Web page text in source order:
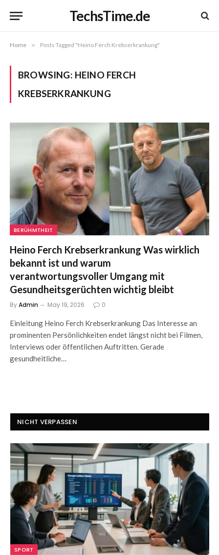
TechsTime.de
Home » Posts Tagged "Heino Ferch Krebserkrankung"
BROWSING: HEINO FERCH
KREBSERKRANKUNG
BERÜHMTHEIT
Heino Ferch Krebserkrankung Was wirklich
bekannt ist und warum
verantwortungsvoller Umgang mit
Gesundheitsgerüchten wichtig bleibt
ByAdmin May 19, 2026 0
Einleitung Heino Ferch Krebserkrankung Das Interesse an
prominenten Persönlichkeiten endet längst nicht bei Filmen,
Interviews oder öffentlichen Auftritten. Gerade
gesundheitliche…
NICHT VERPASSEN
SPORT